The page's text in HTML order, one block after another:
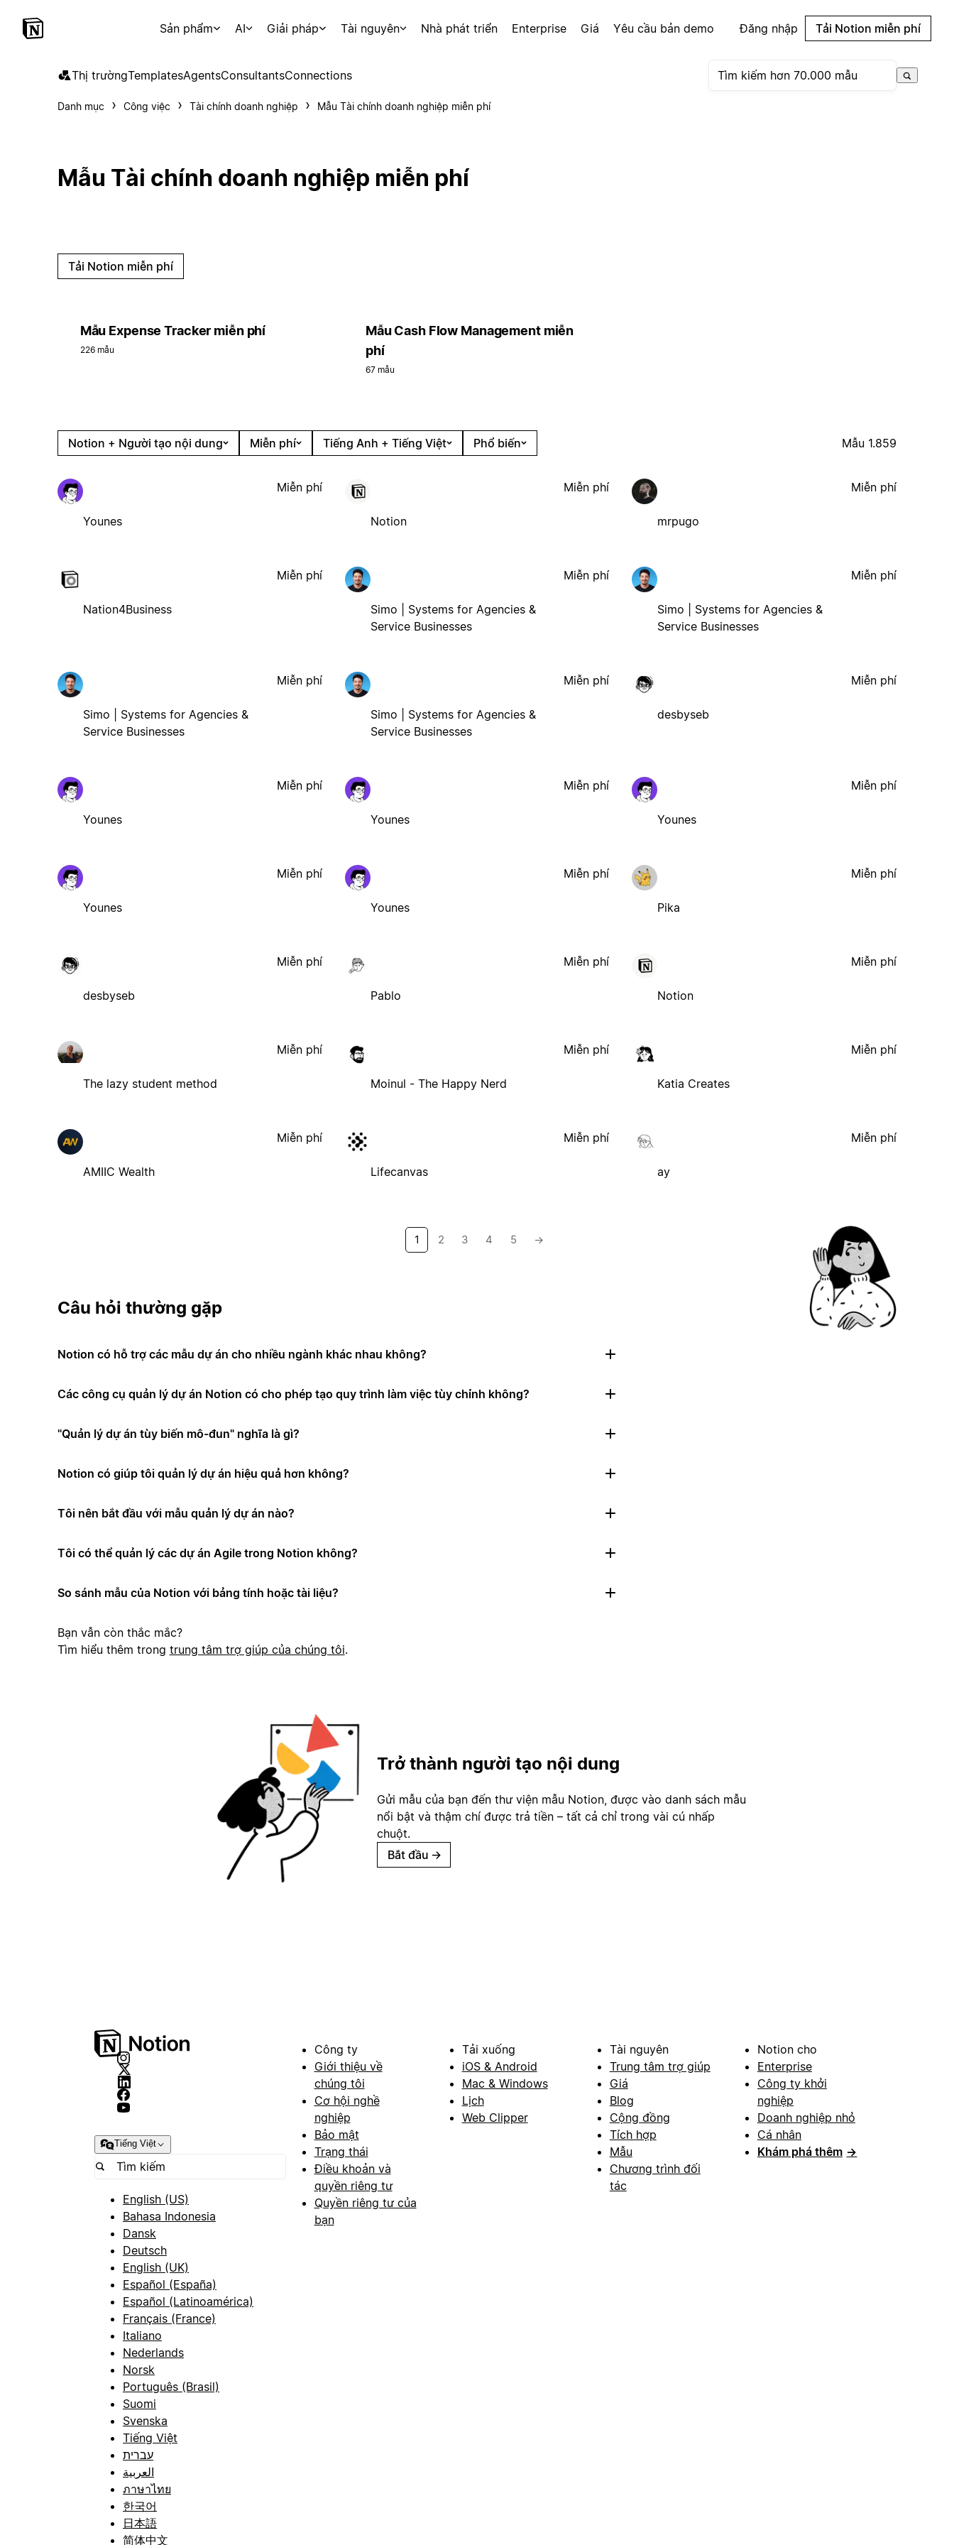
Sản phẩm AI Giải pháp Tài nguyên Nhà phát triển Enterprise Giá Yêu cầu bản demo Đăng nhập Tải Notion miễn phí
Thị trườngTemplatesAgentsConsultantsConnections
Danh mục Công việc Tài chính doanh nghiệp Mẫu Tài chính doanh nghiệp miễn phí
Mẫu Tài chính doanh nghiệp miễn phí
Tải Notion miễn phí
Mẫu Expense Tracker miễn phí
226 mẫu
Mẫu Cash Flow Management miễn
phí
67 mẫu
Notion + Người tạo nội dung Miễn phí Tiếng Anh + Tiếng Việt Phổ biến Mẫu 1.859
Younes
Miễn phí
Notion
Miễn phí
mrpugo
Miễn phí
Nation4Business
Miễn phí
Simo | Systems for Agencies &
Service Businesses
Miễn phí
Simo | Systems for Agencies &
Service Businesses
Miễn phí
Simo | Systems for Agencies &
Service Businesses
Miễn phí
Simo | Systems for Agencies &
Service Businesses
Miễn phí
desbyseb
Miễn phí
Younes
Miễn phí
Younes
Miễn phí
Younes
Miễn phí
Younes
Miễn phí
Younes
Miễn phí
Pika
Miễn phí
desbyseb
Miễn phí
Pablo
Miễn phí
Notion
Miễn phí
The lazy student method
Miễn phí
Moinul - The Happy Nerd
Miễn phí
Katia Creates
Miễn phí
AMIIC Wealth
Miễn phí
Lifecanvas
Miễn phí
ay
Miễn phí
1 2 3 4 5 →
Câu hỏi thường gặp
Notion có hỗ trợ các mẫu dự án cho nhiều ngành khác nhau không?
Các công cụ quản lý dự án Notion có cho phép tạo quy trình làm việc tùy chỉnh không?
"Quản lý dự án tùy biến mô-đun" nghĩa là gì?
Notion có giúp tôi quản lý dự án hiệu quả hơn không?
Tôi nên bắt đầu với mẫu quản lý dự án nào?
Tôi có thể quản lý các dự án Agile trong Notion không?
So sánh mẫu của Notion với bảng tính hoặc tài liệu?
Bạn vẫn còn thắc mắc?
Tìm hiểu thêm trong trung tâm trợ giúp của chúng tôi.
Trở thành người tạo nội dung
Gửi mẫu của bạn đến thư viện mẫu Notion, được vào danh sách mẫu
nổi bật và thậm chí được trả tiền – tất cả chỉ trong vài cú nhấp
chuột.
Bắt đầu →
Tiếng Việt
English (US)
Bahasa Indonesia
Dansk
Deutsch
English (UK)
Español (España)
Español (Latinoamérica)
Français (France)
Italiano
Nederlands
Norsk
Português (Brasil)
Suomi
Svenska
Tiếng Việt
עברית
العربية
ภาษาไทย
한국어
日本語
简体中文
Công ty
Giới thiệu về
chúng tôi
Cơ hội nghề
nghiệp
Bảo mật
Trạng thái
Điều khoản và
quyền riêng tư
Quyền riêng tư của
bạn
Tải xuống
iOS & Android
Mac & Windows
Lịch
Web Clipper
Tài nguyên
Trung tâm trợ giúp
Giá
Blog
Cộng đồng
Tích hợp
Mẫu
Chương trình đối
tác
Notion cho
Enterprise
Công ty khởi
nghiệp
Doanh nghiệp nhỏ
Cá nhân
Khám phá thêm →